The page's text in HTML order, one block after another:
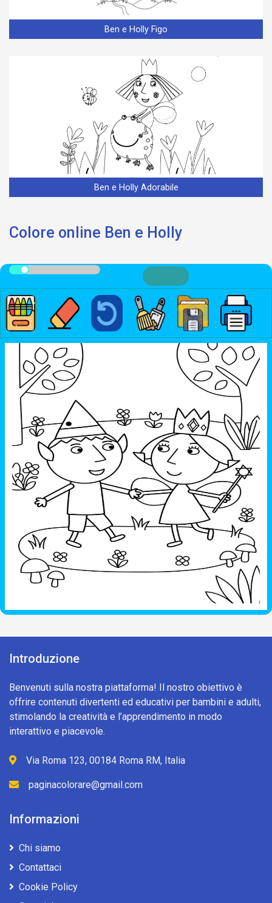
Ben e Holly Figo
Ben e Holly Adorabile
Colore online Ben e Holly
Introduzione
Benvenuti sulla nostra piattaforma! Il nostro obiettivo è
offrire contenuti divertenti ed educativi per bambini e adulti,
stimolando la creatività e l’apprendimento in modo
interattivo e piacevole.
Via Roma 123, 00184 Roma RM, Italia
paginacolorare@gmail.com
Informazioni
Chi siamo
Contattaci
Cookie Policy